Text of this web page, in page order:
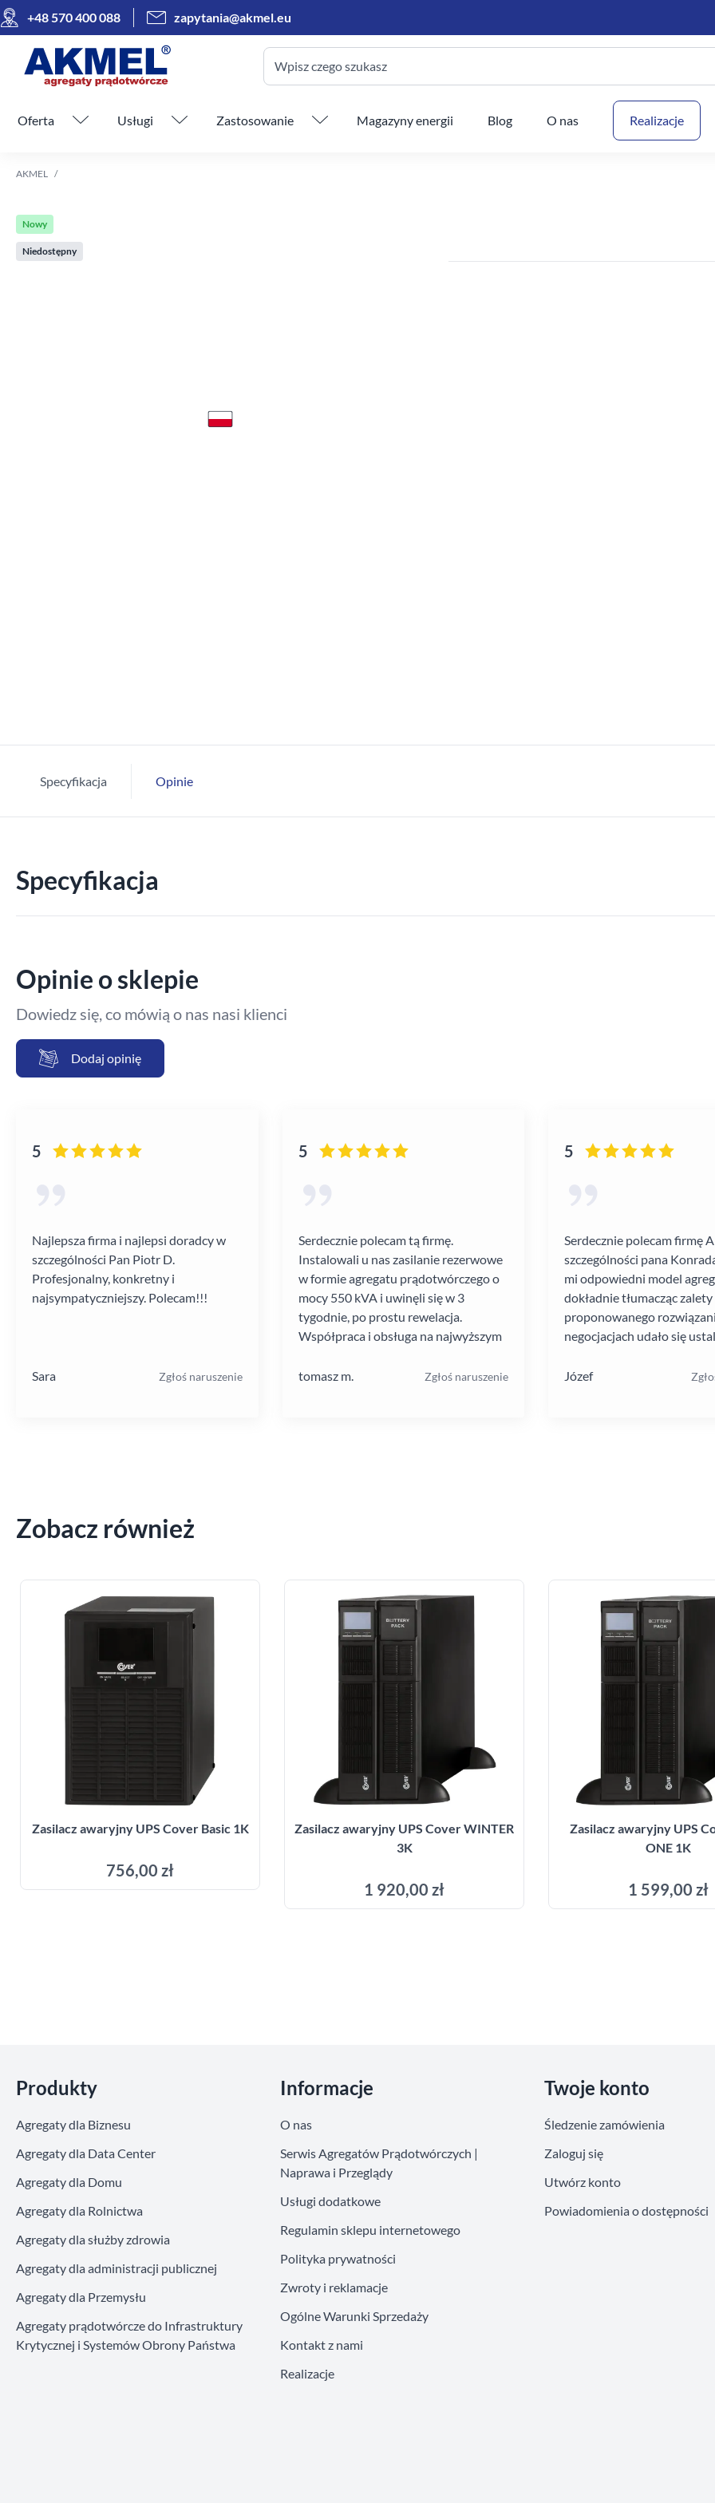
+48 570 400 088 zapytania@akmel.eu
Wpisz czego szukasz
Pomiń menu
Oferta Usługi Zastosowanie Magazyny energii Blog O nas Realizacje
AKMEL
Nowy
Niedostępny
Specyfikacja Opinie
Specyfikacja
Opinie o sklepie
Dowiedz się, co mówią o nas nasi klienci
Dodaj opinię
5
Najlepsza firma i najlepsi doradcy w
szczególności Pan Piotr D.
Profesjonalny, konkretny i
najsympatyczniejszy. Polecam!!!
Sara Zgłoś naruszenie
5
Serdecznie polecam tą firmę.
Instalowali u nas zasilanie rezerwowe
w formie agregatu prądotwórczego o
mocy 550 kVA i uwinęli się w 3
tygodnie, po prostu rewelacja.
Współpraca i obsługa na najwyższym
tomasz m.
Zgłoś naruszenie
5
Serdecznie polecam firmę
szczególności pana
mi odpowiedni model
dokładnie tłumacząc zalety
proponowanego
negocjacjach udało się
szybko i schludnie.
Józef
Zobacz również
Zasilacz awaryjny UPS Cover Basic 1K
756,00 zł
Zasilacz awaryjny UPS Cover WINTER
3K
1 920,00 zł
Zasilacz awaryjny UPS
ONE 1K
1 599,00 zł
Produkty
Agregaty dla Biznesu
Agregaty dla Data Center
Agregaty dla Domu
Agregaty dla Rolnictwa
Agregaty dla służby zdrowia
Agregaty dla administracji publicznej
Agregaty dla Przemysłu
Agregaty prądotwórcze do Infrastruktury
Krytycznej i Systemów Obrony Państwa
Informacje
O nas
Serwis Agregatów Prądotwórczych |
Naprawa i Przeglądy
Usługi dodatkowe
Regulamin sklepu internetowego
Polityka prywatności
Zwroty i reklamacje
Ogólne Warunki Sprzedaży
Kontakt z nami
Realizacje
Twoje konto
Śledzenie zamówienia
Zaloguj się
Utwórz konto
Powiadomienia o dostępności